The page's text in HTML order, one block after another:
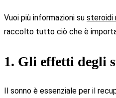
Vuoi più informazioni su steroidi
raccolto tutto ciò che è
1. Gli effetti degli
Il sonno è essenziale per il